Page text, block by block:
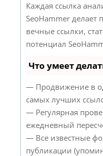
Каждая ссылка
SeoHammer
вечные ссылки,
потенциал
Что умеет
— Продвижение в
самых лучших
— Регулярная
ежедневный
— Все известные
публикации